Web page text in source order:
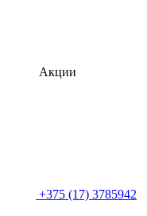
Акции
+375 (17) 3785942